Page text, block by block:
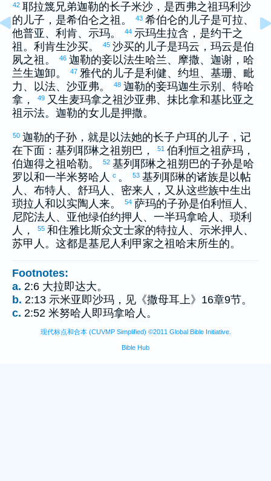
42 耶拉篾兄弟迦勒的长子米沙 ，是西弗之祖 玛利沙
的儿子，是希伯仑之祖。 43 希伯仑的儿子是可拉、
他普亚 、 利肯、 示玛。 44 示玛生拉含 ，是约干之
祖。 利肯生沙买。 45 沙买的儿子是玛云 ， 玛云是伯
夙之祖。 46 迦勒的妾以法生哈兰、 摩撒、 迦谢 ， 哈
兰生迦卸。 47 雅代的儿子是利健、 约坦 、 基珊、 毗
力 、 以法、 沙亚弗。 48 迦勒的妾玛迦生示别 、 特哈
拿 ， 49 又生麦玛拿之祖 沙亚弗、 抹比拿和基比亚之
祖 示法。 迦勒的女儿是押撒。
50 迦勒的子孙，就是 以法她的长子 户珥的儿子，记
在下面： 基列耶琳之祖 朔巴 ， 51 伯利恒之祖萨玛 ，
伯迦得之祖 哈勒。 52 基列耶琳之祖 朔巴的子孙是哈
罗以和一半米努哈 人 c 。 53 基列耶琳的诸族是 以帖
人、 布特 人、 舒玛 人、 密来 人，又从这些族中生出
琐拉 人和 以实陶 人来。 54 萨玛的子孙是伯利恒 人、
尼陀法 人、 亚他绿伯约押 人、一半玛拿哈 人、 琐利
人，
55 和住雅比斯众文士家的特拉 人、 示米押 人、
苏甲 人。这都是基尼 人 利甲 家之祖 哈末所生的。
Footnotes:
a. 2:6 大拉即达大。
b. 2:13 示米亚即沙玛，见《撒母耳上》16章9节。
c. 2:52 米努哈人即玛拿哈人。
现代标点和合本 (CUVMP Simplified) ©2011 Global Bible Initiative.
Bible Hub